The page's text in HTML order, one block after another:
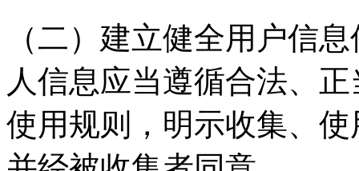
（二）建立健全用户信
人信息应当遵循合法、
使用规则，明示收集、